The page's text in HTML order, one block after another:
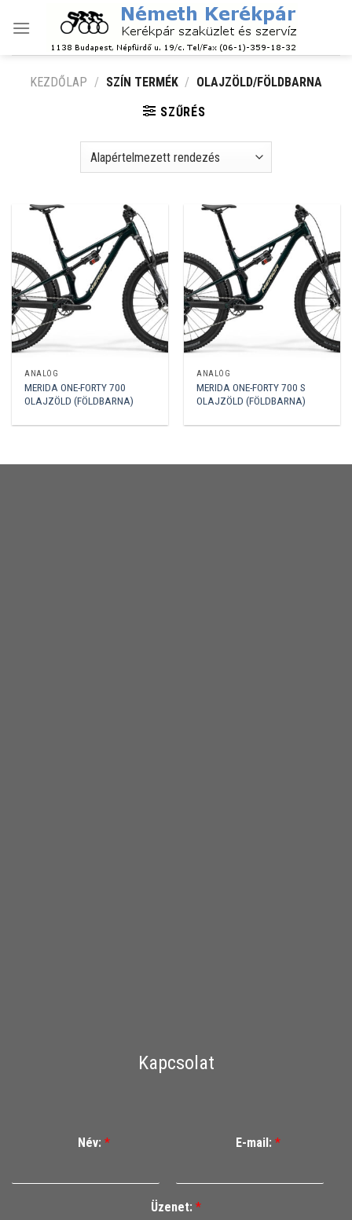
KEZDŐLAP / SZÍN TERMÉK / OLAJZÖLD/FÖLDBARNA
SZŰRÉS
ANALÓG
MERIDA ONE-FORTY 700
OLAJZÖLD (FÖLDBARNA)
ANALÓG
MERIDA ONE-FORTY 700 S
OLAJZÖLD (FÖLDBARNA)
Kapcsolat
Név: * E-mail: *
Üzenet: *